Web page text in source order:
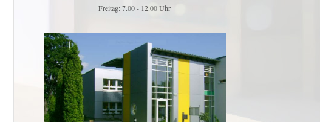
Freitag: 7.00 - 12.00 Uhr